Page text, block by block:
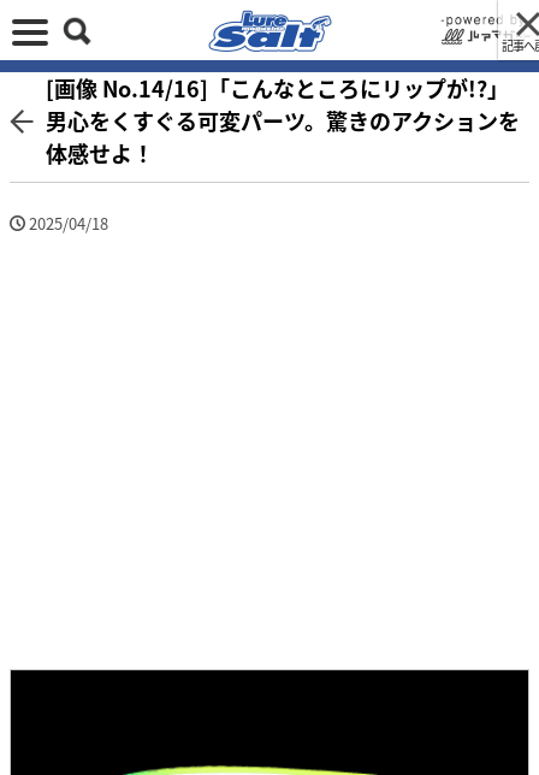
記事へ
[画像 No.14/16]「こんなところにリップが!?」
男心をくすぐる可変パーツ。驚きのアクションを
体感せよ！
2025/04/18